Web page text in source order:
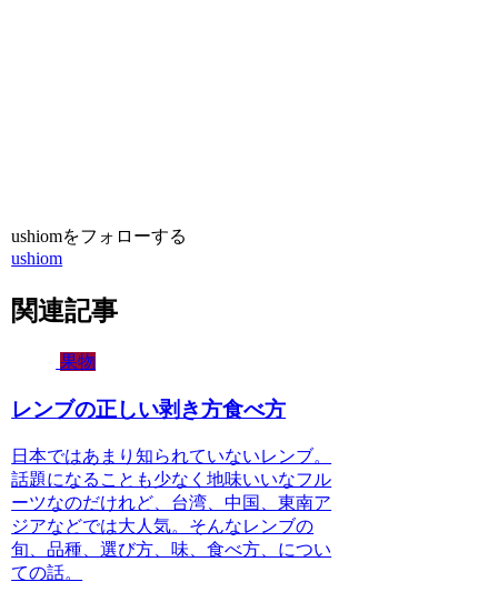
ushiomをフォローする
ushiom
関連記事
果物
レンブの正しい剥き方食べ方
日本ではあまり知られていないレンブ。
話題になることも少なく地味いいなフル
ーツなのだけれど、台湾、中国、東南ア
ジアなどでは大人気。そんなレンブの
旬、品種、選び方、味、食べ方、につい
ての話。